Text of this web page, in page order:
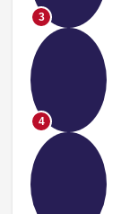
3
4